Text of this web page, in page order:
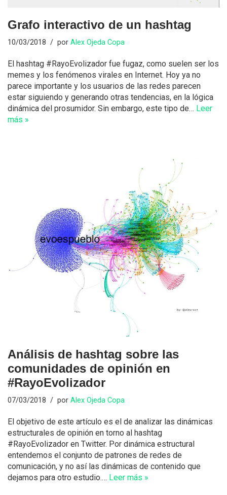
Grafo interactivo de un hashtag
10/03/2018 por Alex Ojeda Copa
El hashtag #RayoEvolizador fue fugaz, como suelen ser los
memes y los fenómenos virales en Internet. Hoy ya no
parece importante y los usuarios de las redes parecen
estar siguiendo y generando otras tendencias, en la lógica
dinámica del prosumidor. Sin embargo, este tipo de… Leer
más »
Análisis de hashtag sobre las
comunidades de opinión en
#RayoEvolizador
07/03/2018 por Alex Ojeda Copa
El objetivo de este artículo es el de analizar las dinámicas
estructurales de opinión en torno al hashtag
#RayoEvolizador en Twitter. Por dinámica estructural
entendemos el conjunto de patrones de redes de
comunicación, y no así las dinámicas de contenido que
dejamos para otro estudio.… Leer más »